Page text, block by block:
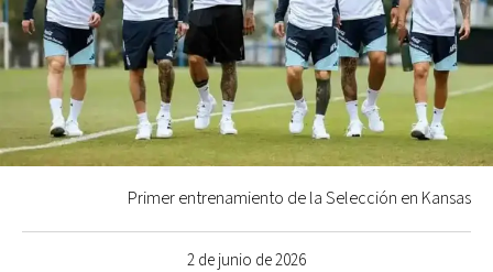
2 de junio de 2026
Primer entrenamiento de la Selección en Kansas